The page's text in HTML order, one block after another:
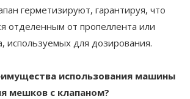
герметизируют, гарантируя, что
отделенным от пропеллента или
используемых для дозирования.
использования машины
мешков с клапаном?